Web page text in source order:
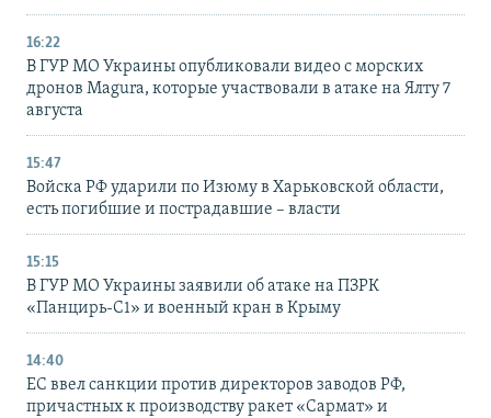
16:22
В ГУР МО Украины опубликовали видео с морских
дронов Magura, которые участвовали в атаке на Ялту 7
августа
15:47
Войска РФ ударили по Изюму в Харьковской области,
есть погибшие и пострадавшие – власти
15:15
В ГУР МО Украины заявили об атаке на ПЗРК
«Панцирь-С1» и военный кран в Крыму
14:40
ЕС ввел санкции против директоров заводов РФ,
причастных к производству ракет «Сармат» и